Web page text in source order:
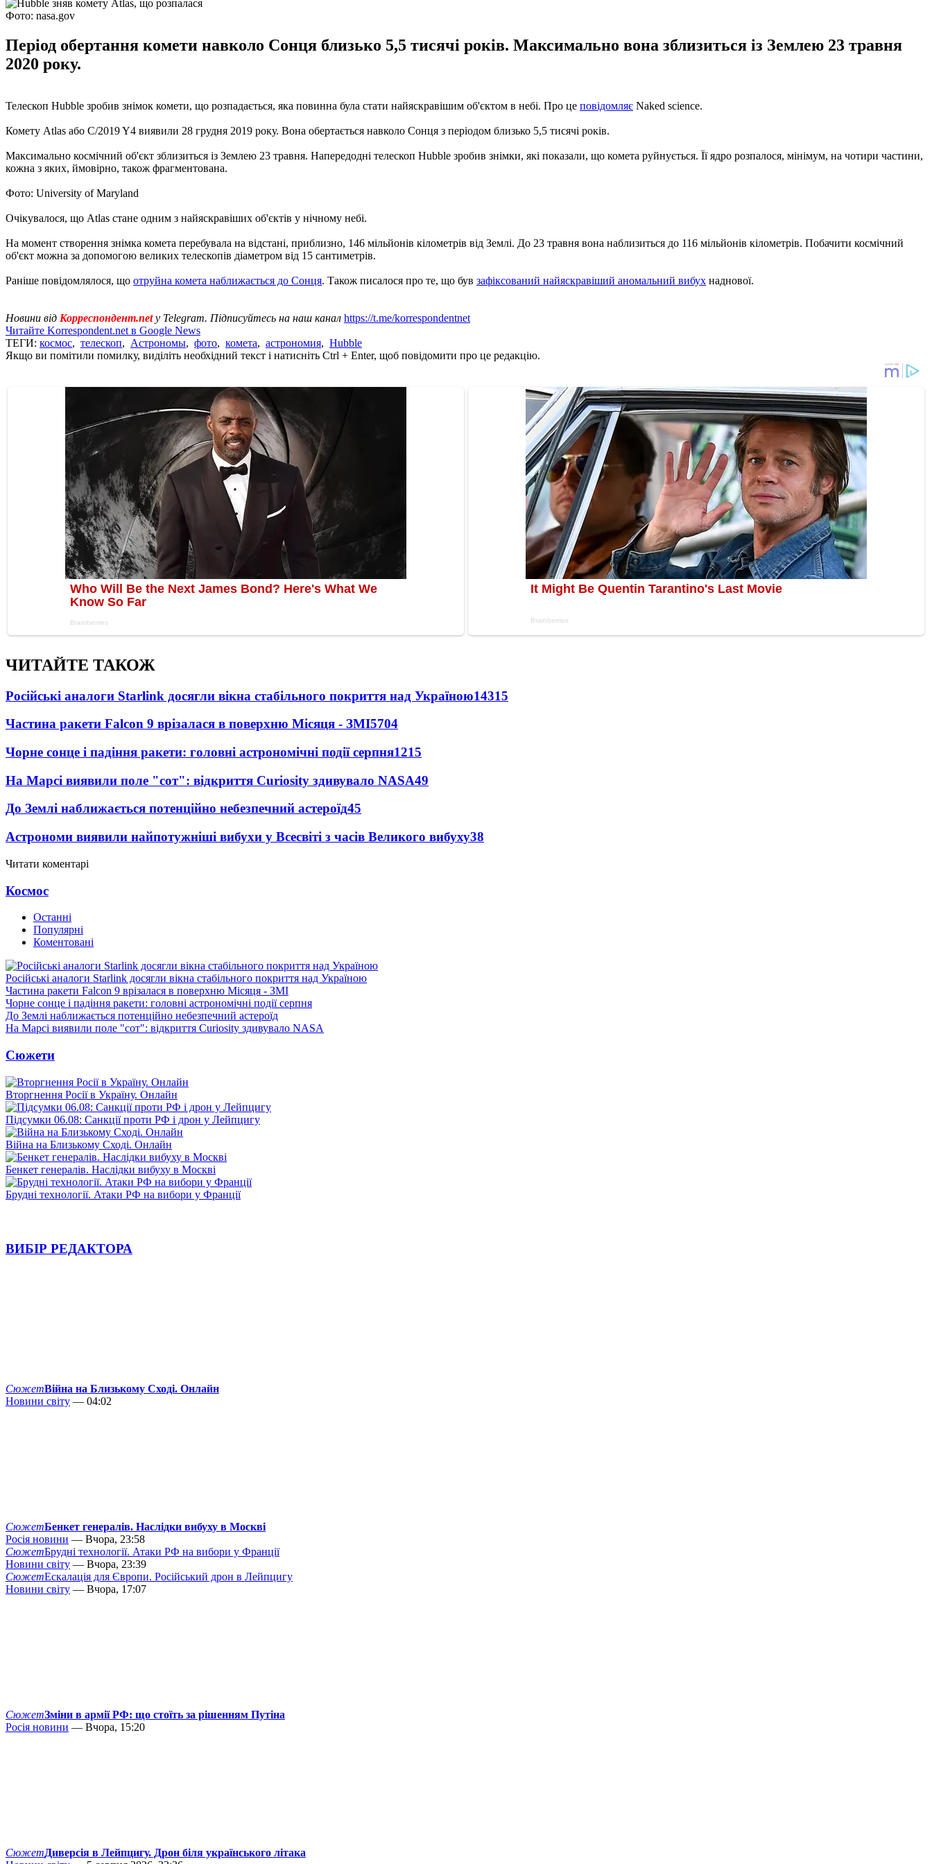
Фото: nasa.gov
Період обертання комети навколо Сонця близько 5,5 тисячі років. Максимально вона зблизиться із Землею 23 травня
2020 року.
Телескоп Hubble зробив знімок комети, що розпадається, яка повинна була стати найяскравішим об'єктом в небі. Про це повідомляє Naked science.
Комету Atlas або C/2019 Y4 виявили 28 грудня 2019 року. Вона обертається навколо Сонця з періодом близько 5,5 тисячі років.
Максимально космічний об'єкт зблизиться із Землею 23 травня. Напередодні телескоп Hubble зробив знімки, які показали, що комета руйнується. Її ядро ​​розпалося, мінімум, на чотири частини,
кожна з яких, ймовірно, також фрагментована.
Фото: University of Maryland
Очікувалося, що Atlas стане одним з найяскравіших об'єктів у нічному небі.
На момент створення знімка комета перебувала на відстані, приблизно, 146 мільйонів кілометрів від Землі. До 23 травня вона наблизиться до 116 мільйонів кілометрів. Побачити космічний
об'єкт можна за допомогою великих телескопів діаметром від 15 сантиметрів.
Раніше повідомлялося, що отруйна комета наближається до Сонця. Також писалося про те, що був зафіксований найяскравіший аномальний вибух наднової.
Новини від Корреспондент.net у Telegram. Підписуйтесь на наш канал https://t.me/korrespondentnet
Читайте Korrespondent.net в Google News
ТЕГИ: космос, телескоп, Астрономы, фото, комета, астрономия, Hubble
Якщо ви помітили помилку, виділіть необхідний текст і натисніть Ctrl + Enter, щоб повідомити про це редакцію.
ЧИТАЙТЕ ТАКОЖ
Російські аналоги Starlink досягли вікна стабільного покриття над Україною14315
Частина ракети Falcon 9 врізалася в поверхню Місяця - ЗМІ5704
Чорне сонце і падіння ракети: головні астрономічні події серпня1215
На Марсі виявили поле "сот": відкриття Curiosity здивувало NASA49
До Землі наближається потенційно небезпечний астероїд45
Астрономи виявили найпотужніші вибухи у Всесвіті з часів Великого вибуху38
Читати коментарі
Космос
Останні
Популярні
Коментовані
Російські аналоги Starlink досягли вікна стабільного покриття над Україною
Частина ракети Falcon 9 врізалася в поверхню Місяця - ЗМІ
Чорне сонце і падіння ракети: головні астрономічні події серпня
До Землі наближається потенційно небезпечний астероїд
На Марсі виявили поле "сот": відкриття Curiosity здивувало NASA
Сюжети
Вторгнення Росії в Україну. Онлайн
Підсумки 06.08: Санкції проти РФ і дрон у Лейпцигу
Війна на Близькому Сході. Онлайн
Бенкет генералів. Наслідки вибуху в Москві
Брудні технології. Атаки РФ на вибори у Франції
ВИБІР РЕДАКТОРА
СюжетВійна на Близькому Сході. Онлайн
Новини світу — 04:02
СюжетБенкет генералів. Наслідки вибуху в Москві
Росія новини — Вчора, 23:58
СюжетБрудні технології. Атаки РФ на вибори у Франції
Новини світу — Вчора, 23:39
СюжетЕскалація для Європи. Російський дрон в Лейпцигу
Новини світу — Вчора, 17:07
СюжетЗміни в армії РФ: що стоїть за рішенням Путіна
Росія новини — Вчора, 15:20
СюжетДиверсія в Лейпцигу. Дрон біля українського літака